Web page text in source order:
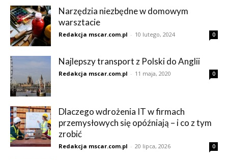
Narzędzia niezbędne w domowym
warsztacie
Redakcja mscar.com.pl - 10 lutego, 2024 0
Najlepszy transport z Polski do Anglii
Redakcja mscar.com.pl - 11 maja, 2020 0
Dlaczego wdrożenia IT w firmach
przemysłowych się opóźniają – i co z tym
zrobić
Redakcja mscar.com.pl - 20 lipca, 2026 0